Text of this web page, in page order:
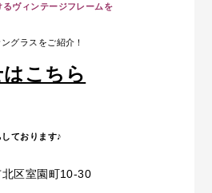
ヴィンテージフレームを
グラスをご紹介！
こちら
ております♪
区室園町10-30